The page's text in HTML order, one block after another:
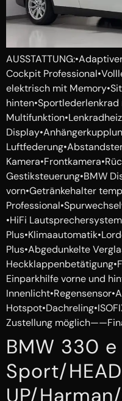
Cockpit
elektrisch mit
Gestiksteuerung•BMW
vorn•Getränkehalter
•HiFi
Plus•Abgedunkelte
Einparkhilfe vorne und
Zustellung
BMW 330
Sport/
UP/